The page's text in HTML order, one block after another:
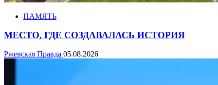
ПАМЯТЬ
МЕСТО, ГДЕ СОЗДАВАЛАСЬ ИСТОРИЯ
Ржевская Правда 05.08.2026